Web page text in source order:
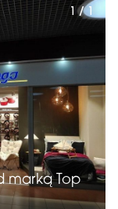
marką Top
1 / 1